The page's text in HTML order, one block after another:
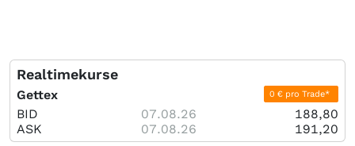
Realtimekurse
Gettex 0 € pro Trade*
BID 07.08.26
188,80
ASK
07.08.26 191,20